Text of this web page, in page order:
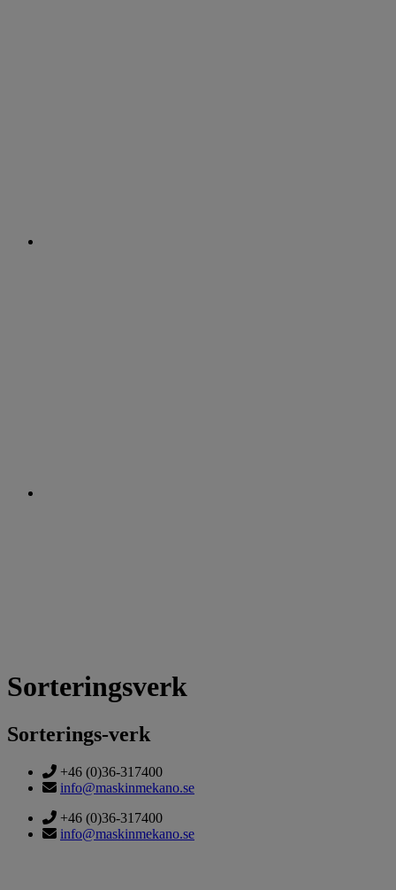
Sorteringsverk
Sorterings-verk
+46 (0)36-317400
info@maskinmekano.se
+46 (0)36-317400
info@maskinmekano.se